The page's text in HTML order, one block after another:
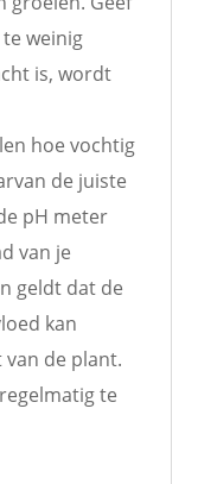
weinig
is, wordt
hoe vochtig
de juiste
pH meter
van je
geldt dat de
kan
de plant.
te